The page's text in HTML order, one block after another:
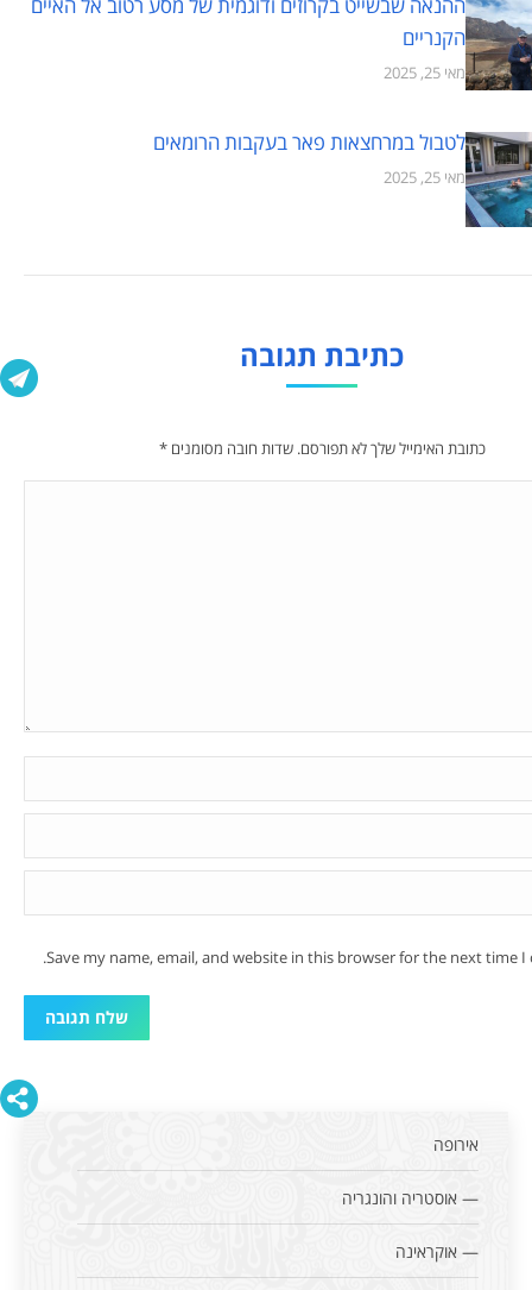
ההנאה שבשייט בקרוזים ודוגמית של מסע רטוב אל האיים
הקנריים
מאי 25, 2025
לטבול במרחצאות פאר בעקבות הרומאים
מאי 25, 2025
כתיבת תגובה
כתובת האימייל שלך לא תפורסם. שדות חובה מסומנים*
Save my name, email, and website in this browser for the next time I
שלח תגובה
אירופה
— אוסטריה והונגריה
— אוקראינה